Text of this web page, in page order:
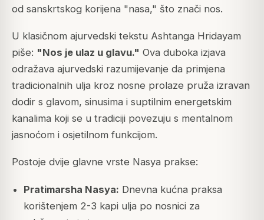
od sanskrtskog korijena "nasa," što znači nos.
U klasičnom ajurvedski tekstu Ashtanga Hridayam
piše: "Nos je ulaz u glavu." Ova duboka izjava
odražava ajurvedski razumijevanje da primjena
tradicionalnih ulja kroz nosne prolaze pruža izravan
dodir s glavom, sinusima i suptilnim energetskim
kanalima koji se u tradiciji povezuju s mentalnom
jasnoćom i osjetilnom funkcijom.
Postoje dvije glavne vrste Nasya prakse:
Pratimarsha Nasya: Dnevna kućna praksa
korištenjem 2-3 kapi ulja po nosnici za